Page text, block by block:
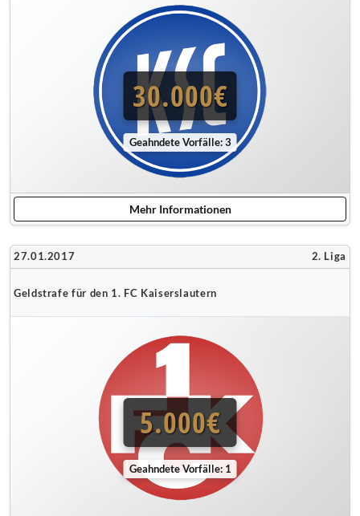
30.000€
Geahndete Vorfälle: 3
Mehr Informationen
27.01.2017 2. Liga
Geldstrafe für den 1. FC Kaiserslautern
5.000€
Geahndete Vorfälle: 1